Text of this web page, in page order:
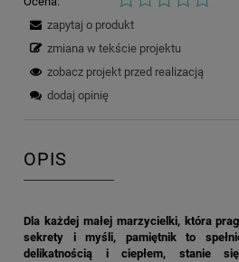
zapytaj o produkt
zmiana w tekście projektu
zobacz projekt przed realizacją
dodaj opinię
OPIS
Dla każdej małej marzycielki, która
sekrety i myśli, pamiętnik to
delikatnością i ciepłem, stanie